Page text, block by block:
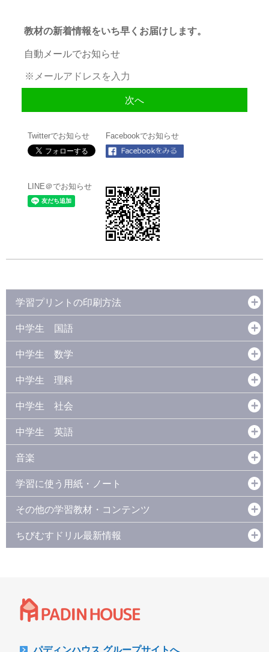
教材の新着情報をいち早くお届けします。
自動メールでお知らせ
Twitterでお知らせ Facebookでお知らせ
LINE＠でお知らせ
学習プリントの印刷方法
中学生 国語
中学生 数学
中学生 理科
中学生 社会
中学生 英語
音楽
学習に使う用紙・ノート
その他の学習教材・コンテンツ
ちびむすドリル最新情報
パディンハウス グループサイトへ